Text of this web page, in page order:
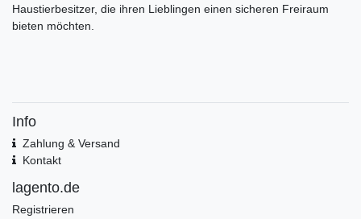
Haustierbesitzer, die ihren Lieblingen einen sicheren Freiraum
bieten möchten.
Info
Zahlung & Versand
Kontakt
lagento.de
Registrieren